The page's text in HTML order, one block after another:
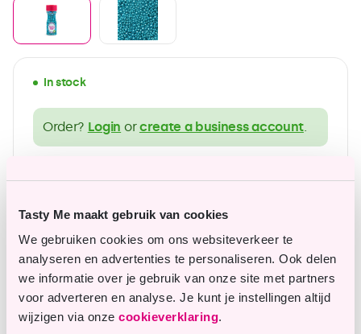
Tasty Me maakt gebruik van cookies
We gebruiken cookies om ons websiteverkeer te
analyseren en advertenties te personaliseren. Ook delen
we informatie over je gebruik van onze site met partners
voor adverteren en analyse. Je kunt je instellingen altijd
wijzigen via onze cookieverklaring.
In stock
Order? Login orcreate a business account.
wide range of gluten-free products
Questions or remarks?
Our customer service is happy to assist you.